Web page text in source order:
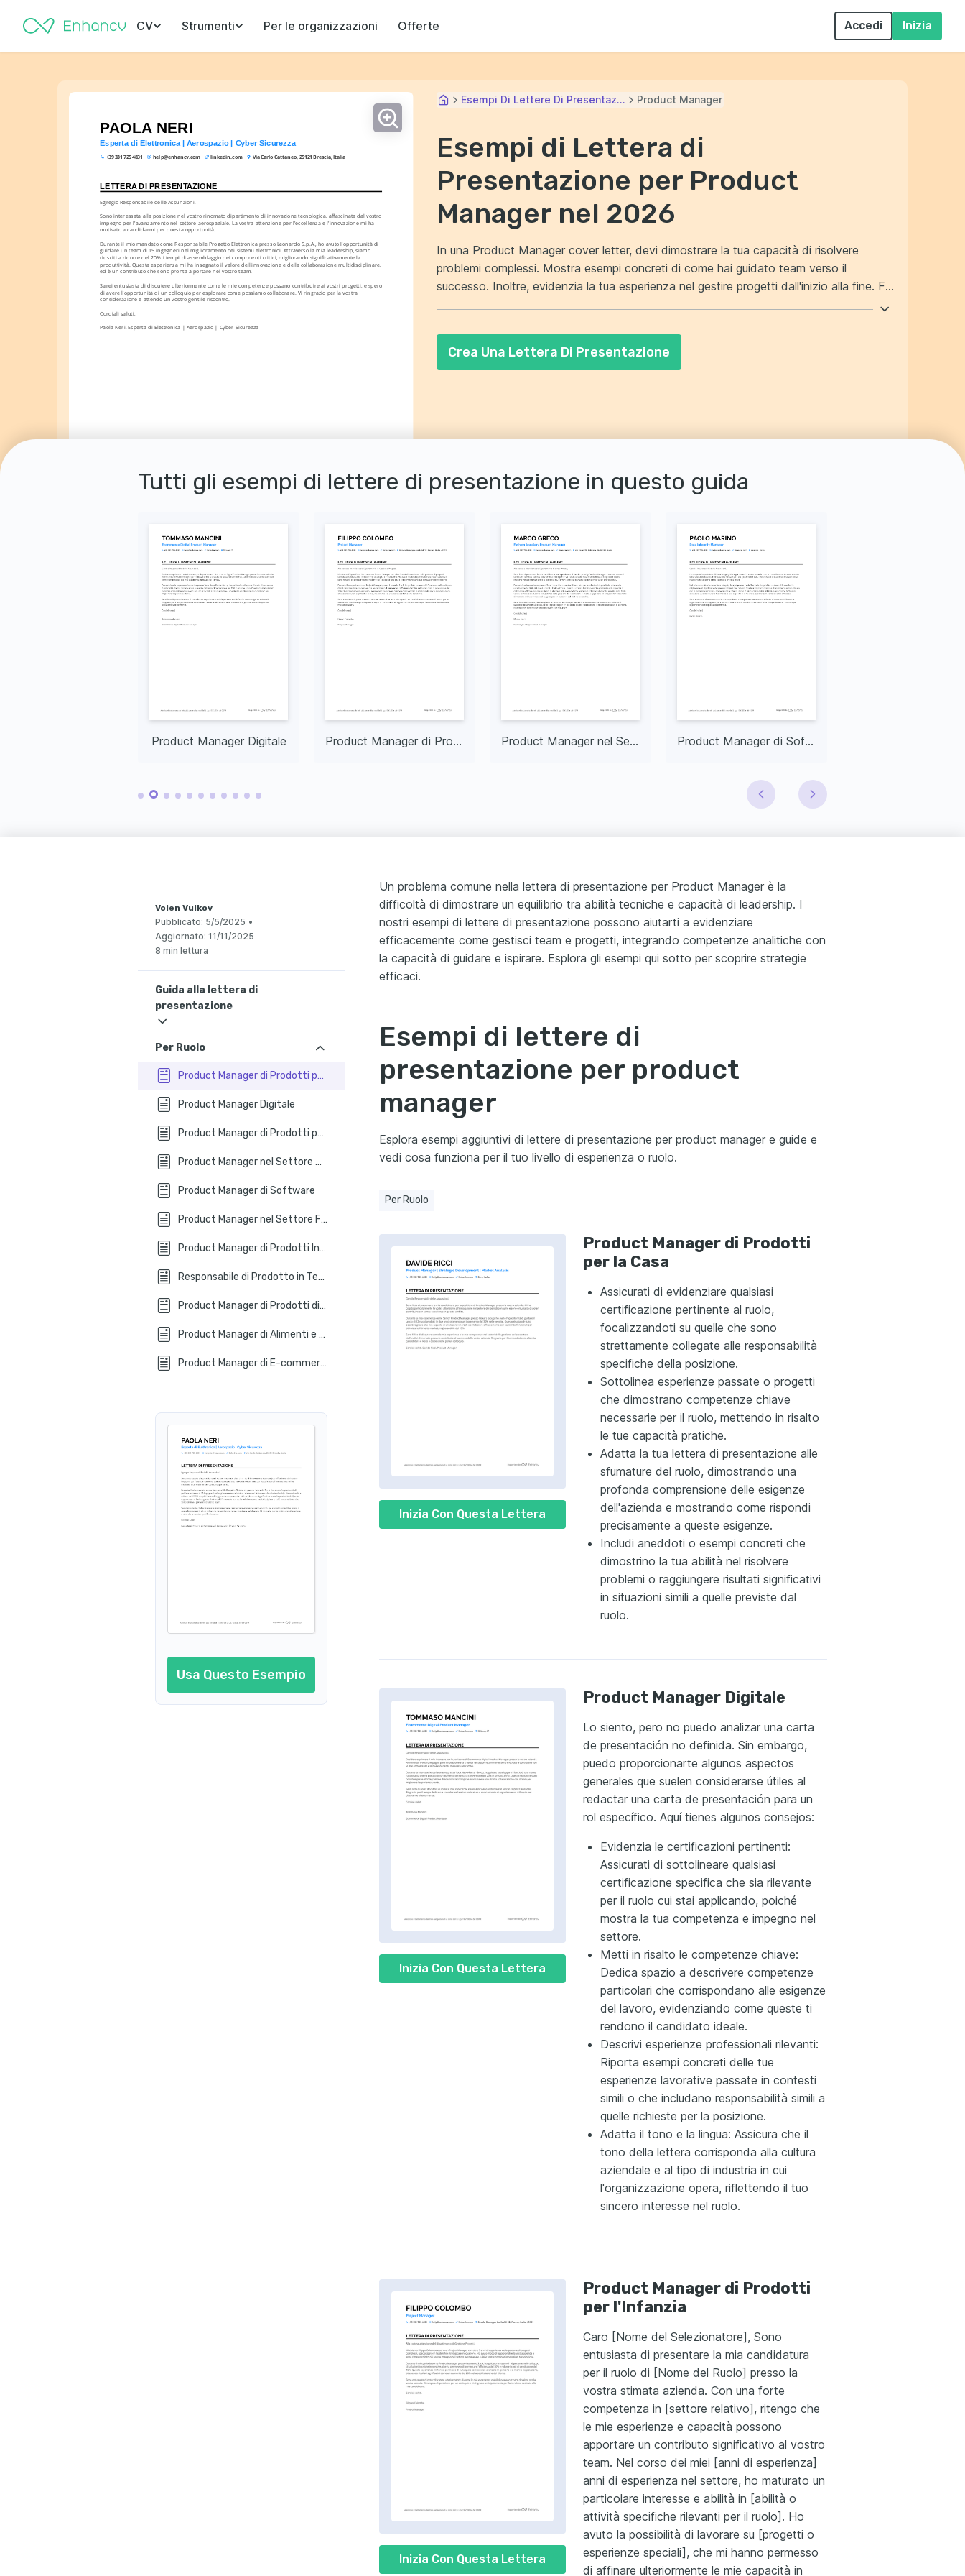
CV Strumenti Per le organizzazioni Offerte Accedi Inizia
PAOLA NERI
Esperta di Elettronica | Aerospazio | Cyber Sicurezza
+39 331 725 4831 help@enhancv.com linkedin.com Via Carlo Cattaneo, 25121 Brescia, Italia
LETTERA DI PRESENTAZIONE
Egregio Responsabile delle Assunzioni,
Sono interessata alla posizione nel vostro rinomato dipartimento di innovazione tecnologica, affascinata dal vostro
impegno per l'avanzamento nel settore aerospaziale. La vostra attenzione per l'eccellenza e l'innovazione mi ha
motivato a candidarmi per questa opportunità.
Durante il mio mandato come Responsabile Progetto Elettronica presso Leonardo S.p.A., ho avuto l'opportunità di
guidare un team di 15 ingegneri nel miglioramento dei sistemi elettronici. Attraverso la mia leadership, siamo
riusciti a ridurre del 20% i tempi di assemblaggio dei componenti critici, migliorando significativamente la
produttività. Questa esperienza mi ha insegnato il valore dell'innovazione e della collaborazione multidisciplinare,
ed è un contributo che sono pronta a portare nel vostro team.
Sarei entusiasta di discutere ulteriormente come le mie competenze possano contribuire ai vostri progetti, e spero
di avere l'opportunità di un colloquio per esplorare come possiamo collaborare. Vi ringrazio per la vostra
considerazione e attendo un vostro gentile riscontro.
Cordiali saluti,
Paola Neri, Esperta di Elettronica | Aerospazio | Cyber Sicurezza
Esempi Di Lettere Di Presentaz... Product Manager
Esempi di Lettera di
Presentazione per Product
Manager nel 2026
In una Product Manager cover letter, devi dimostrare la tua capacità di risolvere
problemi complessi. Mostra esempi concreti di come hai guidato team verso il
successo. Inoltre, evidenzia la tua esperienza nel gestire progetti dall'inizio alla fine. Fai
Crea Una Lettera Di Presentazione
Tutti gli esempi di lettere di presentazione in questo guida
Product Manager Digitale Product Manager di Prodotti per l'Infanzia Product Manager nel Settore Moda Product Manager di Software
Volen Vulkov
Pubblicato: 5/5/2025 •
Aggiornato: 11/11/2025
8 min lettura
Guida alla lettera di
presentazione
Per Ruolo
Product Manager di Prodotti per la Casa
Product Manager Digitale
Product Manager di Prodotti per l'Infanzia
Product Manager nel Settore Moda
Product Manager di Software
Product Manager nel Settore Farmaceutico
Product Manager di Prodotti Industriali
Responsabile di Prodotto in Tecnologia
Product Manager di Prodotti di Lusso
Product Manager di Alimenti e Bevande
Product Manager di E-commerce
Usa Questo Esempio
Un problema comune nella lettera di presentazione per Product Manager è la
difficoltà di dimostrare un equilibrio tra abilità tecniche e capacità di leadership. I
nostri esempi di lettere di presentazione possono aiutarti a evidenziare
efficacemente come gestisci team e progetti, integrando competenze analitiche con
la capacità di guidare e ispirare. Esplora gli esempi qui sotto per scoprire strategie
efficaci.
Esempi di lettere di
presentazione per product
manager
Esplora esempi aggiuntivi di lettere di presentazione per product manager e guide e
vedi cosa funziona per il tuo livello di esperienza o ruolo.
Per Ruolo
Inizia Con Questa Lettera
Product Manager di Prodotti
per la Casa
Assicurati di evidenziare qualsiasi
certificazione pertinente al ruolo,
focalizzandoti su quelle che sono
strettamente collegate alle responsabilità
specifiche della posizione.
Sottolinea esperienze passate o progetti
che dimostrano competenze chiave
necessarie per il ruolo, mettendo in risalto
le tue capacità pratiche.
Adatta la tua lettera di presentazione alle
sfumature del ruolo, dimostrando una
profonda comprensione delle esigenze
dell'azienda e mostrando come rispondi
precisamente a queste esigenze.
Includi aneddoti o esempi concreti che
dimostrino la tua abilità nel risolvere
problemi o raggiungere risultati significativi
in situazioni simili a quelle previste dal
ruolo.
Inizia Con Questa Lettera
Product Manager Digitale
Lo siento, pero no puedo analizar una carta
de presentación no definida. Sin embargo,
puedo proporcionarte algunos aspectos
generales que suelen considerarse útiles al
redactar una carta de presentación para un
rol específico. Aquí tienes algunos consejos:
Evidenzia le certificazioni pertinenti:
Assicurati di sottolineare qualsiasi
certificazione specifica che sia rilevante
per il ruolo cui stai applicando, poiché
mostra la tua competenza e impegno nel
settore.
Metti in risalto le competenze chiave:
Dedica spazio a descrivere competenze
particolari che corrispondano alle esigenze
del lavoro, evidenziando come queste ti
rendono il candidato ideale.
Descrivi esperienze professionali rilevanti:
Riporta esempi concreti delle tue
esperienze lavorative passate in contesti
simili o che includano responsabilità simili a
quelle richieste per la posizione.
Adatta il tono e la lingua: Assicura che il
tono della lettera corrisponda alla cultura
aziendale e al tipo di industria in cui
l'organizzazione opera, riflettendo il tuo
sincero interesse nel ruolo.
Inizia Con Questa Lettera
Product Manager di Prodotti
per l'Infanzia
Caro [Nome del Selezionatore], Sono
entusiasta di presentare la mia candidatura
per il ruolo di [Nome del Ruolo] presso la
vostra stimata azienda. Con una forte
competenza in [settore relativo], ritengo che
le mie esperienze e capacità possono
apportare un contributo significativo al vostro
team. Nel corso dei miei [anni di esperienza]
anni di esperienza nel settore, ho maturato un
particolare interesse e abilità in [abilità o
attività specifiche rilevanti per il ruolo]. Ho
avuto la possibilità di lavorare su [progetti o
esperienze speciali], che mi hanno permesso
di affinare ulteriormente le mie capacità in